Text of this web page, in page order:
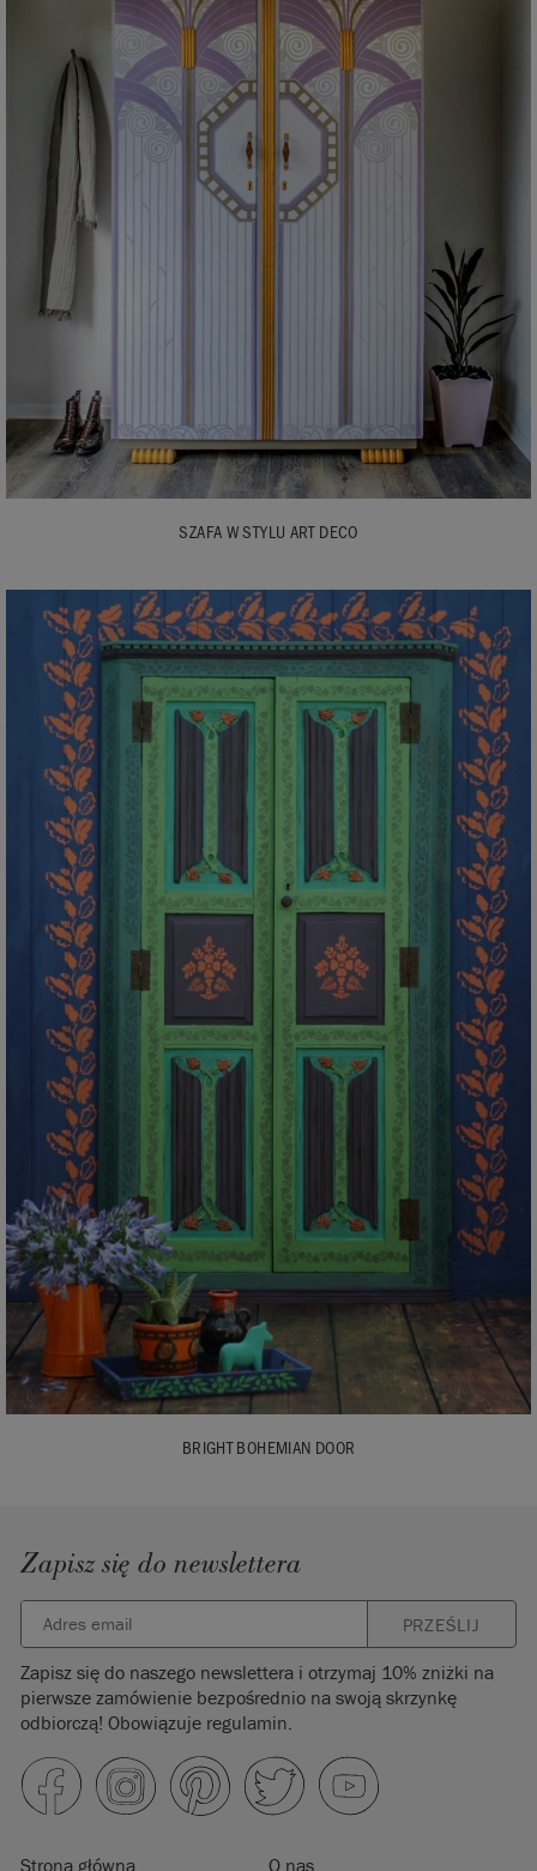
SZAFA W STYLU ART DECO
BRIGHT BOHEMIAN DOOR
Zapisz się do newslettera
PRZEŚLIJ
Zapisz się do naszego newslettera i otrzymaj 10% zniżki na
pierwsze zamówienie bezpośrednio na swoją skrzynkę
odbiorczą! Obowiązuje regulamin.
Strona główna O nas